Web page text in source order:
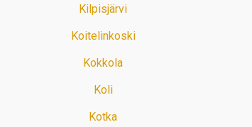
Kilpisjärvi
Koitelinkoski
Kokkola
Koli
Kotka